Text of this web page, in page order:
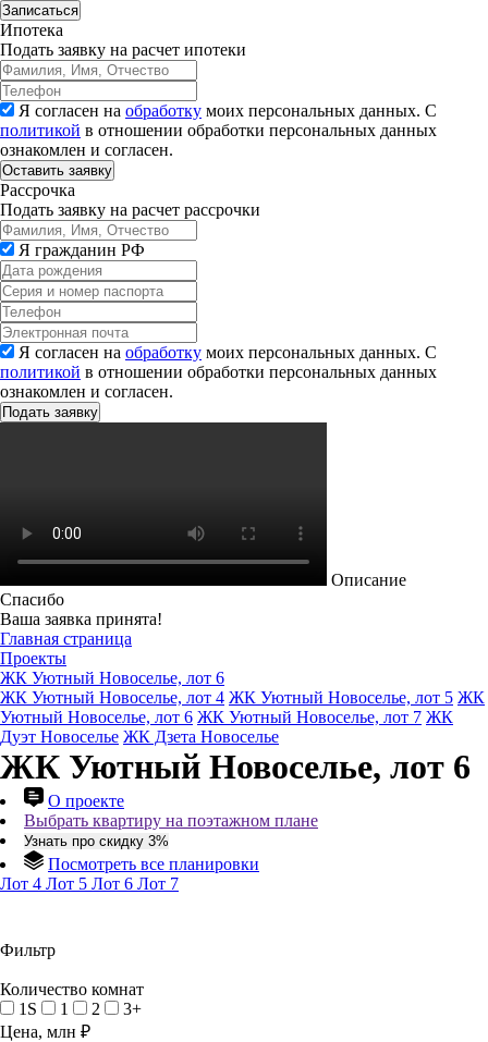
Записаться
Ипотека
Подать заявку на расчет ипотеки
Я согласен на обработку моих персональных данных. С
политикой в отношении обработки персональных данных
ознакомлен и согласен.
Рассрочка
Подать заявку на расчет рассрочки
Я гражданин РФ
Я согласен на обработку моих персональных данных. С
политикой в отношении обработки персональных данных
ознакомлен и согласен.
Описание
Спасибо
Ваша заявка принята!
Главная страница
Проекты
ЖК Уютный Новоселье, лот 6
ЖК Уютный Новоселье, лот 4 ЖК Уютный Новоселье, лот 5 ЖК
Уютный Новоселье, лот 6 ЖК Уютный Новоселье, лот 7 ЖК
Дуэт Новоселье ЖК Дзета Новоселье
ЖК Уютный Новоселье, лот 6
О проекте
Выбрать квартиру на поэтажном плане
Узнать про скидку 3%
Посмотреть все планировки
Лот 4 Лот 5 Лот 6 Лот 7
Фильтр
Количество комнат
1S
1 2
3+
Цена, млн ₽